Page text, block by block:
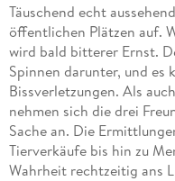
Täuschend echt
öffentlichen Plätzen auf.
wird bald bitterer Ernst.
Spinnen darunter, und es
Bissverletzungen. Als
nehmen sich die drei
Sache an. Die
Tierverkäufe bis hin zu
Wahrheit rechtzeitig ans